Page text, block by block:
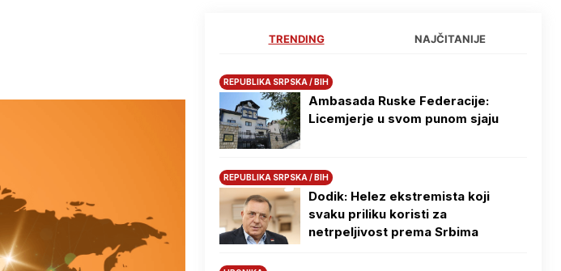
TRENDING NAJČITANIJE
REPUBLIKA SRPSKA / BIH
Ambasada Ruske Federacije:
Licemjerje u svom punom sjaju
REPUBLIKA SRPSKA / BIH
Dodik: Helez ekstremista koji
svaku priliku koristi za
netrpeljivost prema Srbima